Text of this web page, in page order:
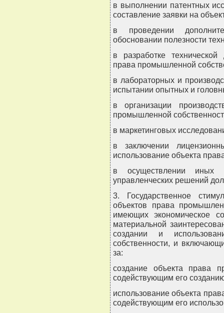
в выполнении патентных
составление заявки на
в проведении
обосновании полезности
в разработке
права промышленной
в лабораторных и
испытании опытных и
в организации
промышленной
в маркетинговых
в заключении
использование объекта
в осуществлении
управленческих решений
3. Государственное
объектов права
имеющих экономическое
материальной
создании и
собственности, и
за:
создание объекта права
содействующим его
использование объекта
содействующим его